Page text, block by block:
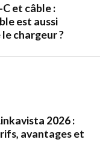
et câble :
est aussi
chargeur ?
2026 :
avantages et